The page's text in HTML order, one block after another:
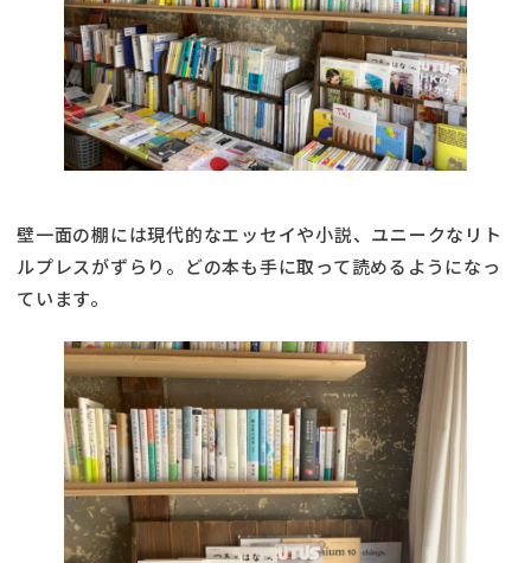
壁一面の棚には現代的なエッセイや小説、ユニークなリト
ルプレスがずらり。どの本も手に取って読めるようになっ
ています。